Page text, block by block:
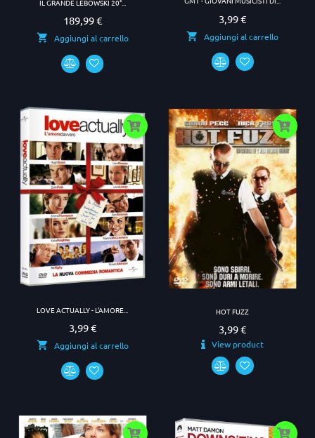
IL GRANDE LEBOWSKI 20°...
Prezzo
189,99 €
Aggiungi al carrello
Prezzo
3,99 €
Aggiungi al carrello
LOVE ACTUALLY - L'AMORE...
Prezzo
3,99 €
Aggiungi al carrello
HOT FUZZ
Prezzo
3,99 €
View product